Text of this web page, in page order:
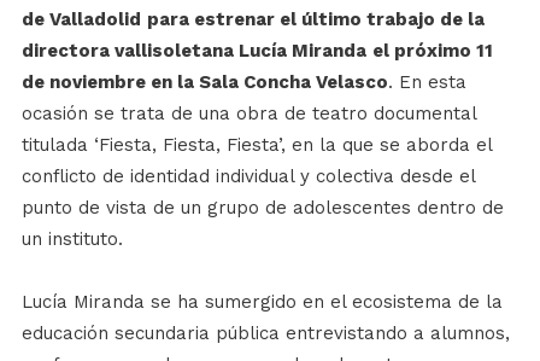
de Valladolid para estrenar el último trabajo de la
directora vallisoletana Lucía Miranda el próximo 11
de noviembre en la Sala Concha Velasco. En esta
ocasión se trata de una obra de teatro documental
titulada ‘Fiesta, Fiesta, Fiesta’, en la que se aborda el
conflicto de identidad individual y colectiva desde el
punto de vista de un grupo de adolescentes dentro de
un instituto.
Lucía Miranda se ha sumergido en el ecosistema de la
educación secundaria pública entrevistando a alumnos,